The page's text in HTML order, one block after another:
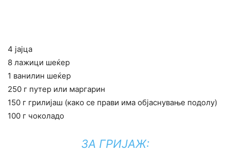
4 јајца
8 лажици шеќер
1 ванилин шеќер
250 г путер или маргарин
150 г грилијаш (како се прави има објаснување подолу)
100 г чоколадо
ЗА ГРИЈАЖ: